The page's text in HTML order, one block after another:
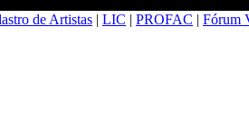
de Artistas | LIC | PROFAC | Fórum